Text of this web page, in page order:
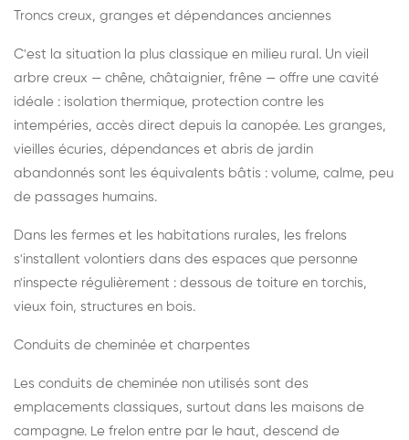
Troncs creux, granges et dépendances anciennes
C'est la situation la plus classique en milieu rural. Un vieil
arbre creux — chêne, châtaignier, frêne — offre une cavité
idéale : isolation thermique, protection contre les
intempéries, accès direct depuis la canopée. Les granges,
vieilles écuries, dépendances et abris de jardin
abandonnés sont les équivalents bâtis : volume, calme, peu
de passages humains.
Dans les fermes et les habitations rurales, les frelons
s'installent volontiers dans des espaces que personne
n'inspecte régulièrement : dessous de toiture en torchis,
vieux foin, structures en bois.
Conduits de cheminée et charpentes
Les conduits de cheminée non utilisés sont des
emplacements classiques, surtout dans les maisons de
campagne. Le frelon entre par le haut, descend de